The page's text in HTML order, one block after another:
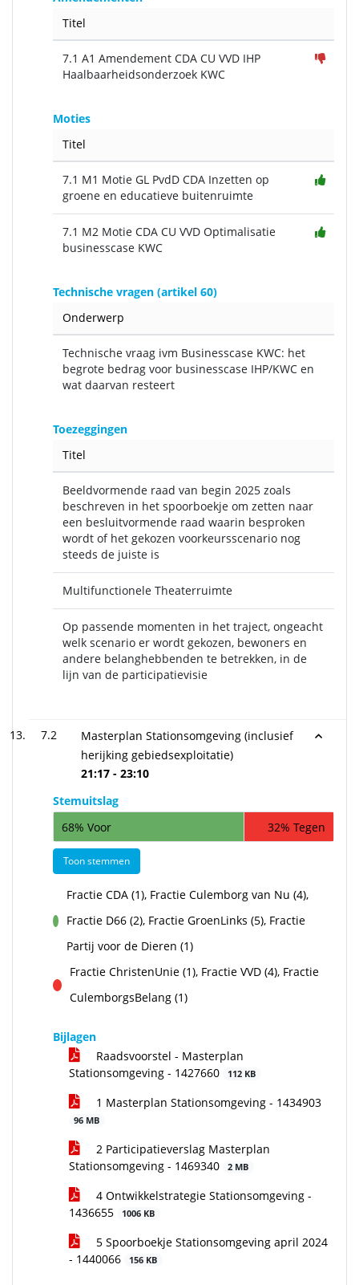
Titel
7.1 A1 Amendement CDA CU VVD IHP
Haalbaarheidsonderzoek KWC
Moties
Titel
7.1 M1 Motie GL PvdD CDA Inzetten op
groene en educatieve buitenruimte
7.1 M2 Motie CDA CU VVD Optimalisatie
businesscase KWC
Technische vragen (artikel 60)
Onderwerp
Technische vraag ivm Businesscase KWC: het
begrote bedrag voor businesscase IHP/KWC en
wat daarvan resteert
Toezeggingen
Titel
Beeldvormende raad van begin 2025 zoals
beschreven in het spoorboekje om zetten naar
een besluitvormende raad waarin besproken
wordt of het gekozen voorkeursscenario nog
steeds de juiste is
Multifunctionele Theaterruimte
Op passende momenten in het traject, ongeacht
welk scenario er wordt gekozen, bewoners en
andere belanghebbenden te betrekken, in de
lijn van de participatievisie
7.2
Masterplan Stationsomgeving (inclusief
herijking gebiedsexploitatie)
21:17 - 23:10
Stemuitslag
68% Voor
32% Tegen
Toon stemmen
voor
Fractie CDA (1), Fractie Culemborg van Nu (4),
Fractie D66 (2), Fractie GroenLinks (5), Fractie
Partij voor de Dieren (1)
tegen
Fractie ChristenUnie (1), Fractie VVD (4), Fractie
CulemborgsBelang (1)
Bijlagen
Raadsvoorstel - Masterplan
Stationsomgeving - 1427660
112 KB
1 Masterplan Stationsomgeving - 1434903
96 MB
2 Participatieverslag Masterplan
Stationsomgeving - 1469340
2 MB
4 Ontwikkelstrategie Stationsomgeving -
1436655
1006 KB
5 Spoorboekje Stationsomgeving april 2024
- 1440066
156 KB